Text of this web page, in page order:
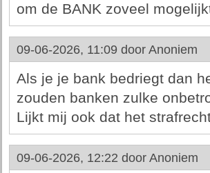
om de BANK zoveel
09-06-2026, 11:09 door Anoniem
Als je je bank bedriegt dan
zouden banken zulke
Lijkt mij ook dat het
09-06-2026, 12:22 door Anoniem